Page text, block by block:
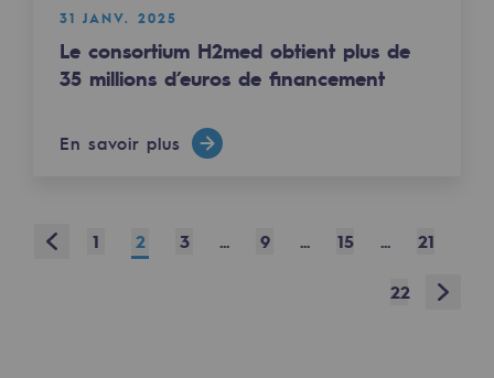
Transport de gaz
Transport de gaz
Projet type
Raccordement au réseau de gaz
31 JANV. 2025
Le consortium H2med obtient plus de
35 millions d’euros de financement
En savoir plus
Prev 1 2 3 ... 9 ... 15 ... 21
22 Next